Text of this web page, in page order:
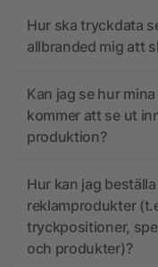
Hur ska tryckdata
allbranded mig att
Kan jag se hur
kommer att se ut
produktion?
Hur kan jag
reklamprodukter
tryckpositioner,
och produkter)?